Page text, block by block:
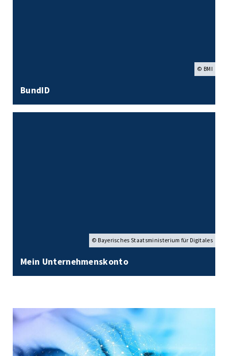
© BMI
BundID
© Bayerisches Staatsministerium für Digitales
Mein Unternehmenskonto